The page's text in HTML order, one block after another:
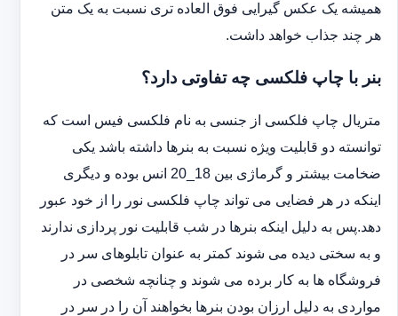
همیشه یک عکس گیرایی فوق العاده تری نسبت به یک متن
هر چند جذاب خواهد داشت.
بنر با چاپ فلکسی چه تفاوتی دارد؟
متریال چاپ فلکسی از جنسی به نام فلکسی فیس است که
توانسته دو قابلیت ویژه نسبت به بنرها داشته باشد یکی
ضخامت بیشتر و گرماژی بین 18_20 انس بوده و دیگری
اینکه در هر فضایی می تواند چاپ فلکسی نور را از خود عبور
دهد.پس به دلیل اینکه بنرها در شب قابلیت نور پردازی ندارند
و به سختی دیده می شوند کمتر به عنوان تابلوهای سر در
فروشگاه ها به کار برده می شوند و چنانچه شخصی در
مواردی به دلیل ارزان بودن بنرها بخواهند آن را در سر در